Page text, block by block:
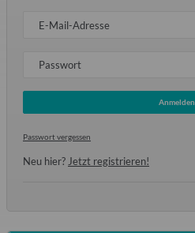
E-Mail-Adresse
Passwort
Anmelden
Passwort vergessen
Neu hier?Jetzt registrieren!